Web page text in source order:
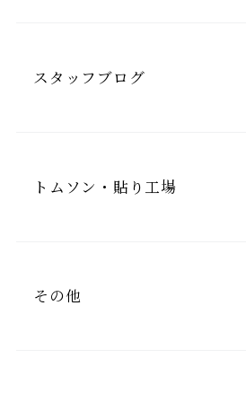
スタッフブログ
トムソン・貼り工場
その他